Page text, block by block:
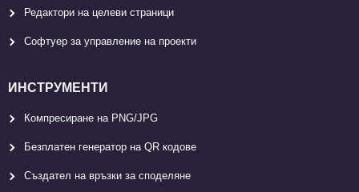
Редактори на целеви страници
Софтуер за управление на проекти
ИНСТРУМЕНТИ
Компресиране на PNG/JPG
Безплатен генератор на QR кодове
Създател на връзки за споделяне